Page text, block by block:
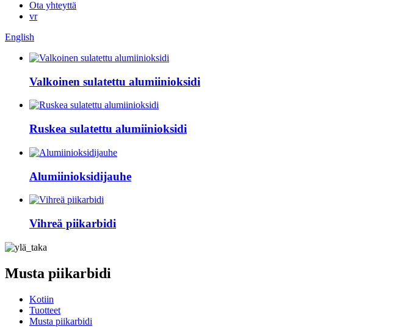
Ota yhteyttä
vr
English
Valkoinen sulatettu alumiinioksidi
Ruskea sulatettu alumiinioksidi
Alumiinioksidijauhe
Vihreä piikarbidi
Musta piikarbidi
Kotiin
Tuotteet
Musta piikarbidi